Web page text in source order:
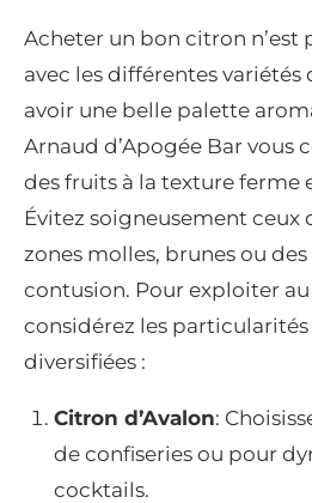
Acheter un bon citron n’est
avec les différentes variétés
avoir une belle palette
Arnaud d’Apogée Bar vous
des fruits à la texture ferme
Évitez soigneusement ceux
zones molles, brunes ou
contusion. Pour exploiter
considérez les particularités
diversifiées :
Citron d’Avalon:
de confiseries ou pour
cocktails.